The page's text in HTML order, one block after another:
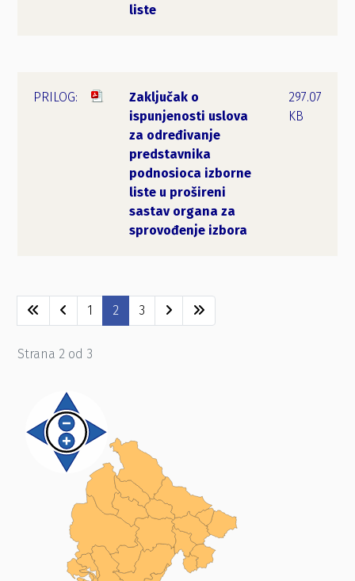
liste
Zaključak o
ispunjenosti uslova
za određivanje
predstavnika
podnosioca izborne
liste u prošireni
sastav organa za
sprovođenje izbora
297.07
KB
1 2 3
Strana 2 od 3